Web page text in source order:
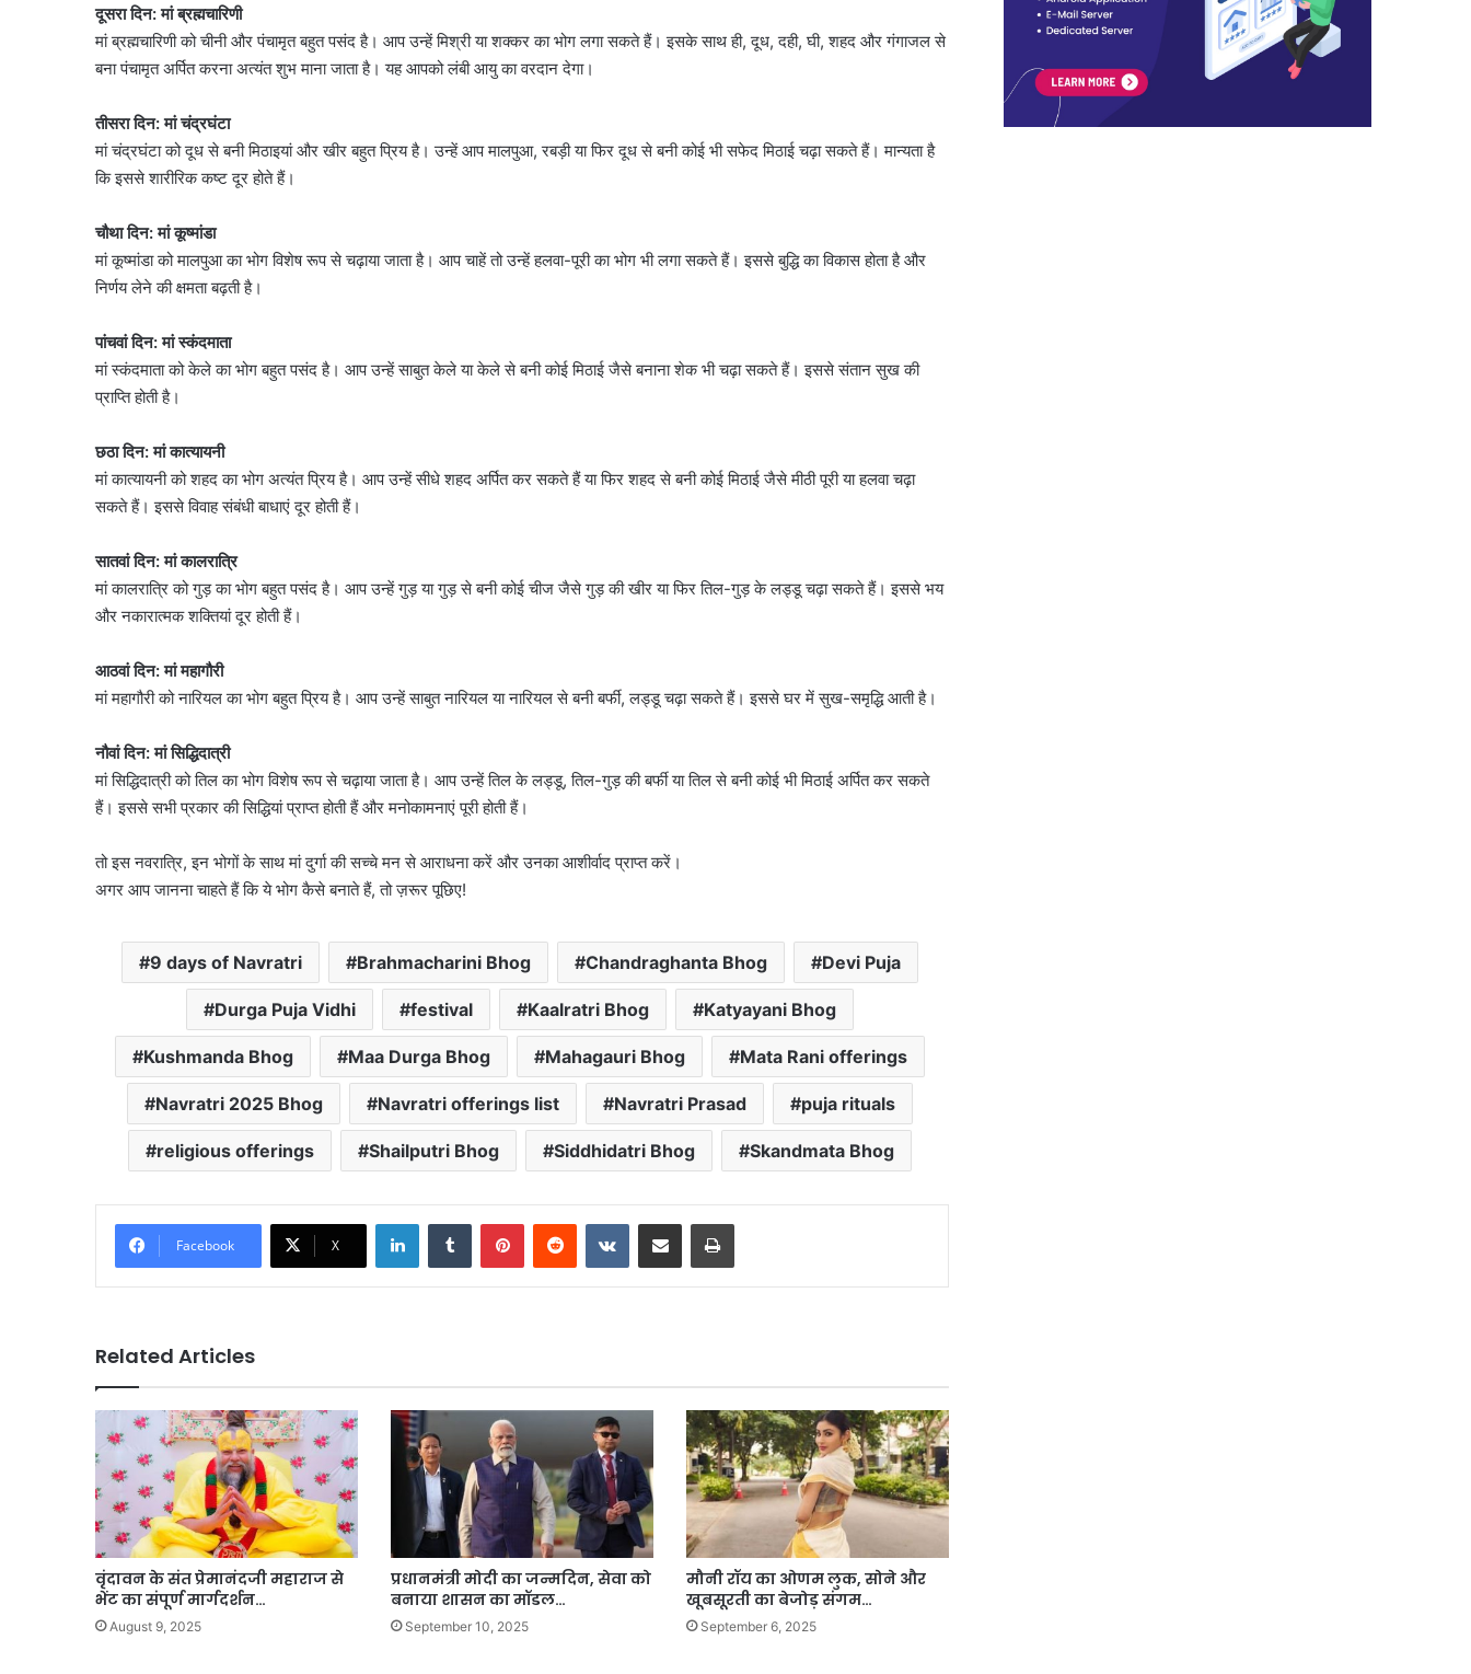
दूसरा दिन: मां ब्रह्मचारिणी
मां ब्रह्मचारिणी को चीनी और पंचामृत बहुत पसंद है। आप उन्हें मिश्री या शक्कर का भोग लगा सकते हैं। इसके साथ ही, दूध, दही, घी, शहद और गंगाजल से
बना पंचामृत अर्पित करना अत्यंत शुभ माना जाता है। यह आपको लंबी आयु का वरदान देगा।
तीसरा दिन: मां चंद्रघंटा
मां चंद्रघंटा को दूध से बनी मिठाइयां और खीर बहुत प्रिय है। उन्हें आप मालपुआ, रबड़ी या फिर दूध से बनी कोई भी सफेद मिठाई चढ़ा सकते हैं। मान्यता है
कि इससे शारीरिक कष्ट दूर होते हैं।
चौथा दिन: मां कूष्मांडा
मां कूष्मांडा को मालपुआ का भोग विशेष रूप से चढ़ाया जाता है। आप चाहें तो उन्हें हलवा-पूरी का भोग भी लगा सकते हैं। इससे बुद्धि का विकास होता है और
निर्णय लेने की क्षमता बढ़ती है।
पांचवां दिन: मां स्कंदमाता
मां स्कंदमाता को केले का भोग बहुत पसंद है। आप उन्हें साबुत केले या केले से बनी कोई मिठाई जैसे बनाना शेक भी चढ़ा सकते हैं। इससे संतान सुख की
प्राप्ति होती है।
छठा दिन: मां कात्यायनी
मां कात्यायनी को शहद का भोग अत्यंत प्रिय है। आप उन्हें सीधे शहद अर्पित कर सकते हैं या फिर शहद से बनी कोई मिठाई जैसे मीठी पूरी या हलवा चढ़ा
सकते हैं। इससे विवाह संबंधी बाधाएं दूर होती हैं।
सातवां दिन: मां कालरात्रि
मां कालरात्रि को गुड़ का भोग बहुत पसंद है। आप उन्हें गुड़ या गुड़ से बनी कोई चीज जैसे गुड़ की खीर या फिर तिल-गुड़ के लड्डू चढ़ा सकते हैं। इससे भय
और नकारात्मक शक्तियां दूर होती हैं।
आठवां दिन: मां महागौरी
मां महागौरी को नारियल का भोग बहुत प्रिय है। आप उन्हें साबुत नारियल या नारियल से बनी बर्फी, लड्डू चढ़ा सकते हैं। इससे घर में सुख-समृद्धि आती है।
नौवां दिन: मां सिद्धिदात्री
मां सिद्धिदात्री को तिल का भोग विशेष रूप से चढ़ाया जाता है। आप उन्हें तिल के लड्डू, तिल-गुड़ की बर्फी या तिल से बनी कोई भी मिठाई अर्पित कर सकते
हैं। इससे सभी प्रकार की सिद्धियां प्राप्त होती हैं और मनोकामनाएं पूरी होती हैं।
तो इस नवरात्रि, इन भोगों के साथ मां दुर्गा की सच्चे मन से आराधना करें और उनका आशीर्वाद प्राप्त करें।
अगर आप जानना चाहते हैं कि ये भोग कैसे बनाते हैं, तो ज़रूर पूछिए!
9 days of Navratri Brahmacharini Bhog Chandraghanta Bhog Devi Puja
Durga Puja Vidhi festival Kaalratri Bhog Katyayani Bhog
Kushmanda Bhog Maa Durga Bhog Mahagauri Bhog Mata Rani offerings
Navratri 2025 Bhog Navratri offerings list Navratri Prasad puja rituals
religious offerings Shailputri Bhog Siddhidatri Bhog Skandmata Bhog
Facebook X
LinkedInTumblr PinterestReddit VKontakteShare via Email Print
Related Articles
वृंदावन के संत प्रेमानंदजी महाराज से
भेंट का संपूर्ण मार्गदर्शन…
August 9, 2025
प्रधानमंत्री मोदी का जन्मदिन, सेवा को
बनाया शासन का मॉडल…
September 10, 2025
मौनी रॉय का ओणम लुक, सोने और
खूबसूरती का बेजोड़ संगम…
September 6, 2025